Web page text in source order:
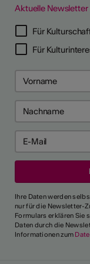
Aktuelle Newsletter
Für
Für
Ihre Daten werden
nur für die Newsletter-
Formulars erklären Sie
Daten durch die
Informationen zum